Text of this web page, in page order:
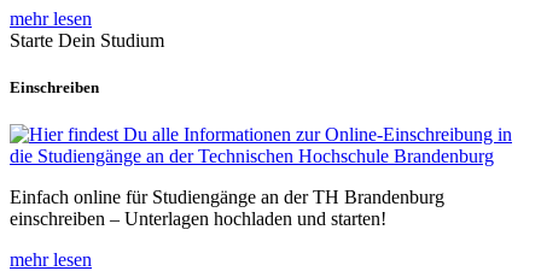
mehr lesen
Starte Dein Studium
Einschreiben
Einfach online für Studiengänge an der TH Brandenburg
einschreiben – Unterlagen hochladen und starten!
mehr lesen